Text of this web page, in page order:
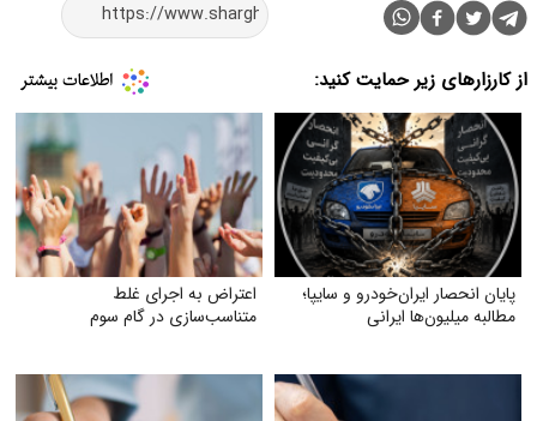
از کارزارهای زیر حمایت کنید:
پایان انحصار ایران‌خودرو و سایپا؛
مطالبه میلیون‌ها ایرانی
اعتراض به اجرای غلط
متناسب‌سازی در گام سوم